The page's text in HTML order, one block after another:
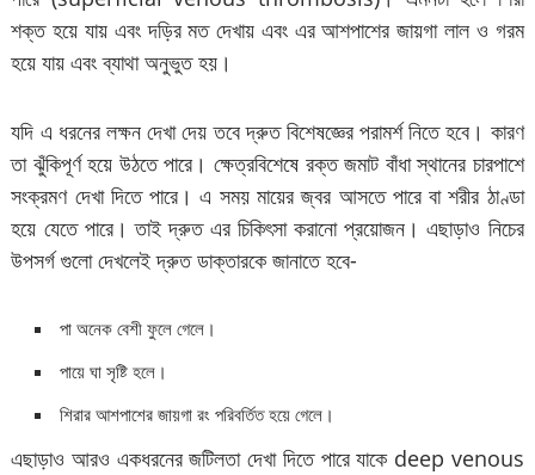
শক্ত হয়ে যায় এবং দড়ির মত দেখায় এবং এর আশপাশের জায়গা লাল ও গরম
হয়ে যায় এবং ব্যাথা অনুভুত হয়।
যদি এ ধরনের লক্ষন দেখা দেয় তবে দ্রুত বিশেষজ্ঞের পরামর্শ নিতে হবে। কারণ
তা ঝুঁকিপূর্ণ হয়ে উঠতে পারে। ক্ষেত্রবিশেষে রক্ত জমাট বাঁধা স্থানের চারপাশে
সংক্রমণ দেখা দিতে পারে। এ সময় মায়ের জ্বর আসতে পারে বা শরীর ঠাণ্ডা
হয়ে যেতে পারে। তাই দ্রুত এর চিকিৎসা করানো প্রয়োজন। এছাড়াও নিচের
উপসর্গ গুলো দেখলেই দ্রুত ডাক্তারকে জানাতে হবে-
পা অনেক বেশী ফুলে গেলে।
পায়ে ঘা সৃষ্টি হলে।
শিরার আশপাশের জায়গা রং পরিবর্তিত হয়ে গেলে।
এছাড়াও আরও একধরনের জটিলতা দেখা দিতে পারে যাকে deep venous